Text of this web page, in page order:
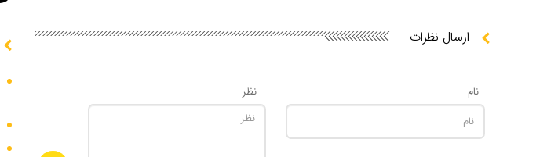
ارسال نظرات
نام نظر